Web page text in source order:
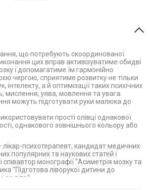
що потребують скоординованої
цих вправ активізуватиме обидві
і допомагатиме їм гармонійно
чергою, сприятиме розвитку не тільки
інтелекту, а й оптимізації таких психічних
мислення, уява, мовлення та увага.
можуть підготувати руки малюка до
прості олівці однакової
однакового зовнішнього кольору або
лікар-психотерапевт, кандидат медичних
популярних та наукових статей і
співавтор монографії “Асиметрія мозку та
“Підготова ліворукої дитини до
дітей.